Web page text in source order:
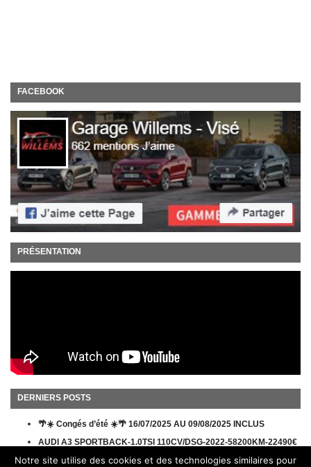
FACEBOOK
PRÉSENTATION
DERNIERS POSTS
🌴☀️ Congés d’été ☀️🌴 16/07/2025 AU 09/08/2025 INCLUS
AUDI A3 SPORTBACK-1.0TSI 110CV/DSG-2022-58200KM-22490€
ACTION REMBOURSEMENT MICHELIN
Notre site utilise des cookies et des technologies similaires pour